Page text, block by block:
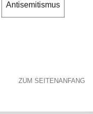
Antisemitismus
ZUM SEITENANFANG